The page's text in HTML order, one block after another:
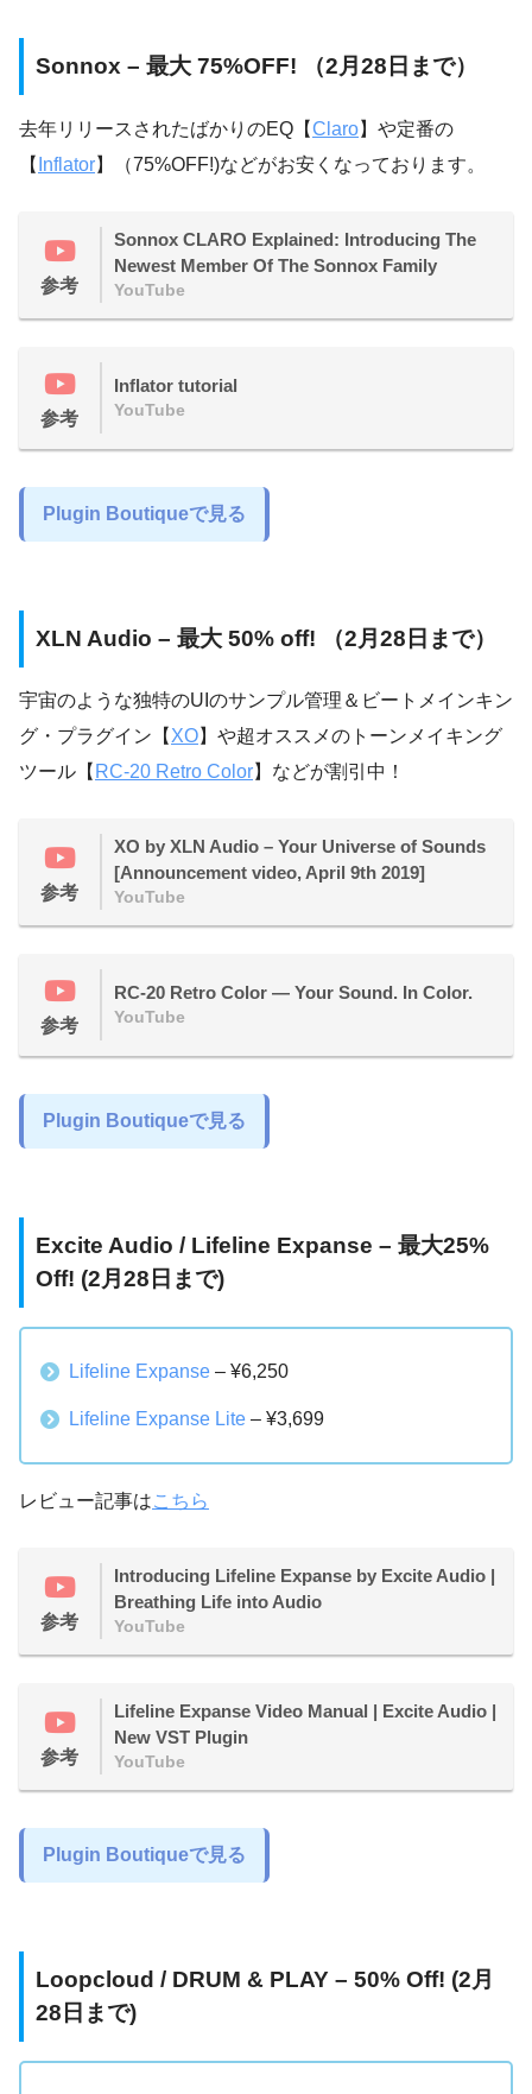
Sonnox – 最大 75%OFF! （2月28日まで）
去年リリースされたばかりのEQ【Claro】や定番の
【 Inflator】（75%OFF!)などがお安くなっております。
参考
Sonnox CLARO Explained: Introducing The
Newest Member Of The Sonnox Family
YouTube
参考
Inflator tutorial
YouTube
Plugin Boutiqueで見る
XLN Audio – 最大 50% off! （2月28日まで）
宇宙のような独特のUIのサンプル管理＆ビートメインキン
グ・プラグイン【 XO】や超オススメのトーンメイキング
ツール【 RC-20 Retro Color】などが割引中！
参考
XO by XLN Audio – Your Universe of Sounds
[Announcement video, April 9th 2019]
YouTube
参考
RC-20 Retro Color — Your Sound. In Color.
YouTube
Plugin Boutiqueで見る
Excite Audio / Lifeline Expanse – 最大25%
Off! (2月28日まで)
Lifeline Expanse – ¥6,250
Lifeline Expanse Lite – ¥3,699
レビュー記事はこちら
参考
Introducing Lifeline Expanse by Excite Audio |
Breathing Life into Audio
YouTube
参考
Lifeline Expanse Video Manual | Excite Audio |
New VST Plugin
YouTube
Plugin Boutiqueで見る
Loopcloud / DRUM & PLAY – 50% Off! (2月
28日まで)